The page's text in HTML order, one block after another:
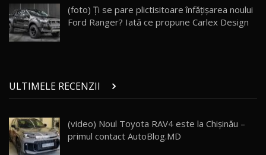
26
AutoBlog.MD
10:57
28
Noul Geely Monjaro 2025! Mai ieftin și mai
dotat / Test Drive AutoBlog.MD
29
ZEEKR 9X - PRIMUL TEST DRIVE ÎN ROMÂNĂ!
(foto) Ţi se pare plictisitoare înfățișarea noului
Ford Ranger? Iată ce propune Carlex Design
ULTIMELE RECENZII
(video) Noul Toyota RAV4 este la Chișinău –
primul contact AutoBlog.MD